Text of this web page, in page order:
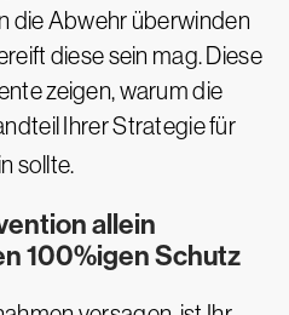
die Abwehr überwinden
diese sein mag. Diese
zeigen, warum die
Ihrer Strategie für
sollte.
allein
100%igen Schutz